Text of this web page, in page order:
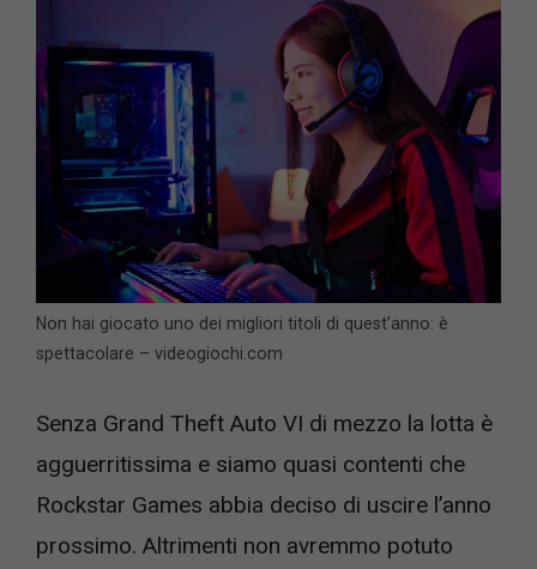
Non hai giocato uno dei migliori titoli di quest’anno: è
spettacolare – videogiochi.com
Senza Grand Theft Auto VI di mezzo la lotta è
agguerritissima e siamo quasi contenti che
Rockstar Games abbia deciso di uscire l’anno
prossimo. Altrimenti non avremmo potuto